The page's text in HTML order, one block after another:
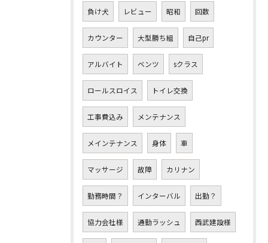
負け犬 レビュー 昭和 回数
カウンター 大型勝ち組 自己pr
アルバイト ベンツ sクラス
ロールスロイス トイレ交換
工事費込み メンテナンス
メインテナンス 身体 車
マッサージ 故障 カリナン
勤務時間？ インターバル 出勤？
協力会社様 通勤ラッシュ 西武建設様